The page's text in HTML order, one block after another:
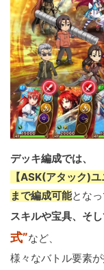
デッキ編成では、
【ASK(アタック)
まで編成可能となっ
スキルや宝具、そ
式”など、
様々なバトル要素が